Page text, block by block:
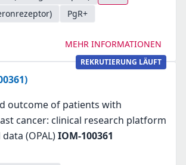
PgR+
MEHR INFORMATIONEN
REKRUTIERUNG LÄUFT
outcome of patients with
cancer: clinical research platform
(OPAL)IOM-100361